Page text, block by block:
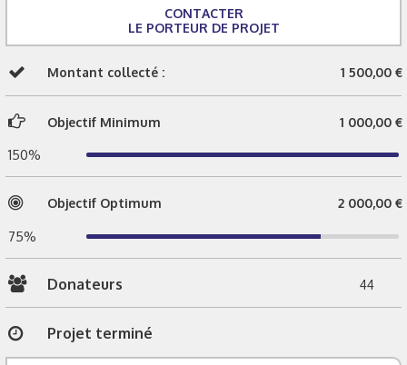
CONTACTER
LE PORTEUR DE PROJET
Montant collecté : 1 500,00 €
Objectif Minimum 1 000,00 €
150%
Objectif Optimum 2 000,00 €
75%
Donateurs 44
Projet terminé